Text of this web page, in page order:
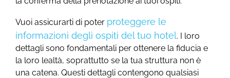
Vuoi assicurarti di poter proteggere le
informazioni degli ospiti del tuo hotel. I loro
dettagli sono fondamentali per ottenere la fiducia e
la loro lealtà, soprattutto se la tua struttura non è
una catena. Questi dettagli contengono qualsiasi